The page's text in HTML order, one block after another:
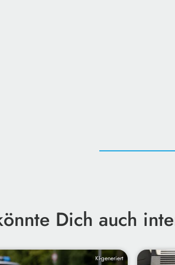
Dich auch
KI-generiert